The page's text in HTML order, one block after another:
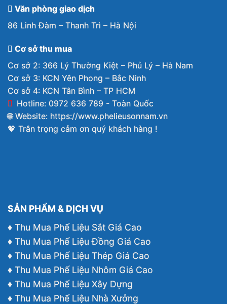
Văn phòng giao dịch
86 Linh Đàm – Thanh Trì – Hà Nội
Cơ sở thu mua
Cơ sở 2: 366 Lý Thường Kiệt – Phủ Lý – Hà Nam
Cơ sở 3: KCN Yên Phong – Bắc Ninh
Cơ sở 4: KCN Tân Bình – TP HCM
Hotline: 0972 636 789 - Toàn Quốc
🌐 Website: https://www.phelieusonnam.vn
💖 Trân trọng cảm ơn quý khách hàng !
SẢN PHẨM & DỊCH VỤ
♦ Thu Mua Phế Liệu Sắt Giá Cao
♦ Thu Mua Phế Liệu Đồng Giá Cao
♦ Thu Mua Phế Liệu Thép Giá Cao
♦ Thu Mua Phế Liệu Nhôm Giá Cao
♦ Thu Mua Phế Liệu Xây Dựng
♦ Thu Mua Phế Liệu Nhà Xưởng